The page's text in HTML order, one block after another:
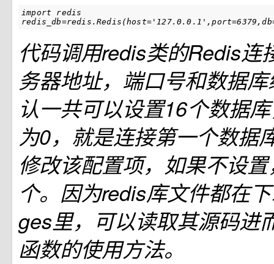
import redis
代码调用redis类的Redis连
务器地址，端口号和数据
认一共可以设置16个数据
为0，就是连接第一个数据
修改该配置项，如果不设
个。因为redis库文件都在
ges里，可以读取其源码进
函数的使用方法。